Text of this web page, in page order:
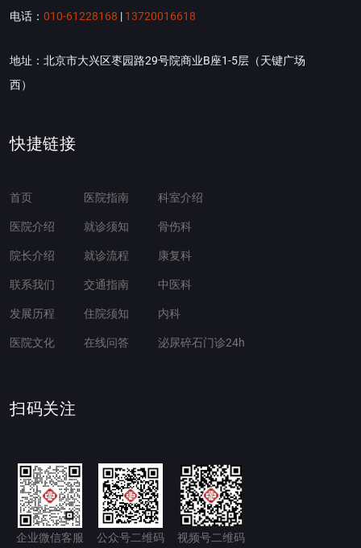
电话： 010-61228168 | 13720016618
地址：北京市大兴区枣园路29号院商业B座1-5层（天键广场
西）
快捷链接
首页
医院介绍
院长介绍
联系我们
发展历程
医院文化
医院指南
就诊须知
就诊流程
交通指南
住院须知
在线问答
科室介绍
骨伤科
康复科
中医科
内科
泌尿碎石门诊24h
扫码关注
企业微信客服 公众号二维码 视频号二维码